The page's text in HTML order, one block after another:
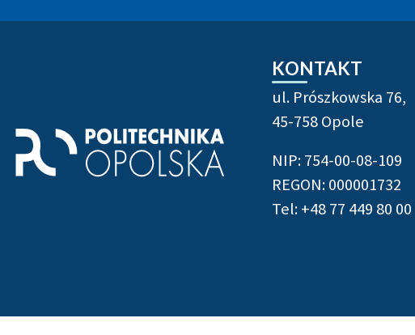
Stopka strony - informacje
KONTAKT
ul. Prószkowska 76,
45-758 Opole
NIP: 754-00-08-109
REGON: 000001732
Tel: +48 77 449 80 00